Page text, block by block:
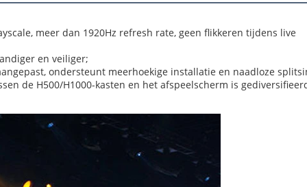
meer dan 1920Hz refresh rate, geen flikkeren tijdens live
en veiliger;
ondersteunt meerhoekige installatie en naadloze
de H500/H1000-kasten en het afspeelscherm is